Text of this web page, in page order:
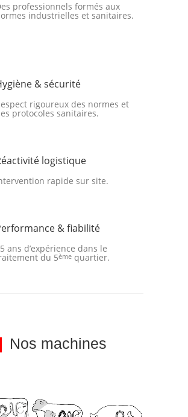
professionnels formés aux
industrielles et sanitaires.
& sécurité
rigoureux des normes et
protocoles sanitaires.
logistique
rapide sur site.
& fiabilité
ans d’expérience dans le
du 5ème quartier.
Nos machines